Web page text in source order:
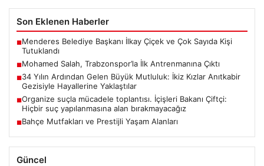
Son Eklenen Haberler
■Menderes Belediye Başkanı İlkay Çiçek ve Çok Sayıda Kişi
Tutuklandı
■Mohamed Salah, Trabzonspor’la İlk Antrenmanına Çıktı
■34 Yılın Ardından Gelen Büyük Mutluluk: İkiz Kızlar Anıtkabir
Gezisiyle Hayallerine Yaklaştılar
■Organize suçla mücadele toplantısı. İçişleri Bakanı Çiftçi:
Hiçbir suç yapılanmasına alan bırakmayacağız
■Bahçe Mutfakları ve Prestijli Yaşam Alanları
Güncel